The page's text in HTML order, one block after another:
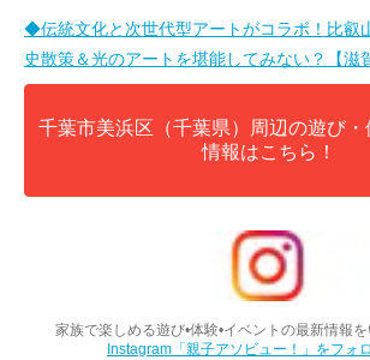
◆伝統文化と次世代型アートがコラボ！比叡
史散策＆光のアートを堪能してみない？【滋
千葉市美浜区（千葉県）周辺の遊び
情報はこちら！
家族で楽しめる遊び•体験•イベントの最新情報を
Instagram「親子アソビュー！」をフォ